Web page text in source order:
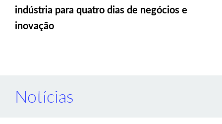
indústria para quatro dias de negócios e
inovação
Notícias